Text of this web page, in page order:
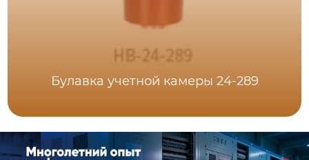
Булавка учетной камеры 24-289